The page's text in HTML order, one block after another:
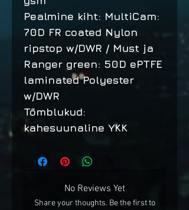
Pealmine kiht: MultiCam:
70D FR coated Nylon
ripstop w/DWR / Must ja
Ranger green: 50D ePTFE
laminated Polyester
w/DWR
Tõmblukud:
kahesuunaline YKK
No Reviews Yet
Share your thoughts. Be the first to